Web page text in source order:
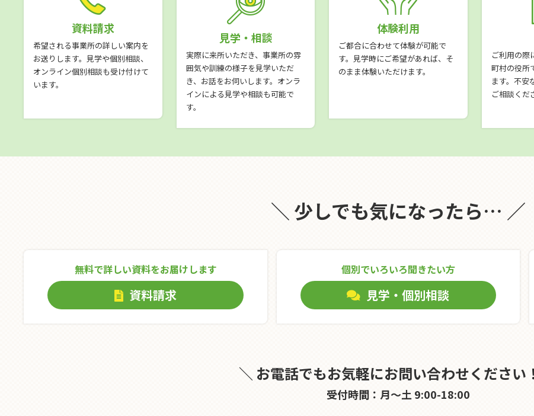
資料請求
希望される事業所の詳しい案内を
お送りします。見学や個別相談、
オンライン個別相談も受け付けて
います。
見学・相談
実際に来所いただき、事業所の雰
囲気や訓練の様子を見学いただ
き、お話をお伺いします。オンラ
インによる見学や相談も可能で
す。
体験利用
ご都合に合わせて体験が可能で
す。見学時にご希望があれば、そ
のまま体験いただけます。
ご利用の際
町村の役所
ます。不安
ご相談くだ
＼ 少しでも気になったら… ／
無料で詳しい資料をお届けします
資料請求
個別でいろいろ聞きたい⽅
見学・個別相談
＼ お電話でもお気軽にお問い合わせください
受付時間：月～土 9:00-18:00